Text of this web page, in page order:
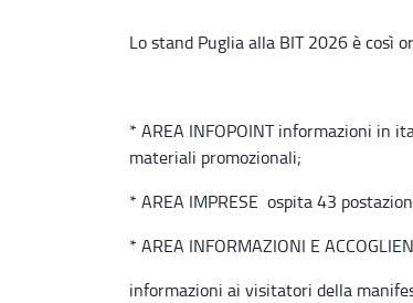
Lo stand Puglia alla BIT 2026 è così
* AREA INFOPOINT informazioni in
materiali promozionali;
* AREA IMPRESE ospita 43
* AREA INFORMAZIONI E
informazioni ai visitatori della